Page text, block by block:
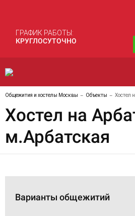
ГРАФИК РАБОТЫ:
КРУГЛОСУТОЧНО
Общежития и хостелы Москвы Объекты Хостел
Хостел на
м.Арбатская
Варианты общежитий